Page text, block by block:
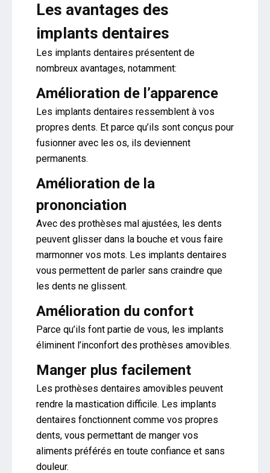
Les avantages des
implants dentaires
Les implants dentaires présentent de
nombreux avantages, notamment:
Amélioration de l’apparence
Les implants dentaires ressemblent à vos
propres dents. Et parce qu’ils sont conçus pour
fusionner avec les os, ils deviennent
permanents.
Amélioration de la
prononciation
Avec des prothèses mal ajustées, les dents
peuvent glisser dans la bouche et vous faire
marmonner vos mots. Les implants dentaires
vous permettent de parler sans craindre que
les dents ne glissent.
Amélioration du confort
Parce qu’ils font partie de vous, les implants
éliminent l’inconfort des prothèses amovibles.
Manger plus facilement
Les prothèses dentaires amovibles peuvent
rendre la mastication difficile. Les implants
dentaires fonctionnent comme vos propres
dents, vous permettant de manger vos
aliments préférés en toute confiance et sans
douleur.